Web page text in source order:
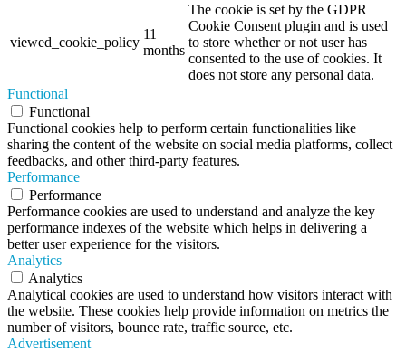
viewed_cookie_policy
11
months
The cookie is set by the GDPR
Cookie Consent plugin and is used
to store whether or not user has
consented to the use of cookies. It
does not store any personal data.
Functional
Functional
Functional cookies help to perform certain functionalities like
sharing the content of the website on social media platforms, collect
feedbacks, and other third-party features.
Performance
Performance
Performance cookies are used to understand and analyze the key
performance indexes of the website which helps in delivering a
better user experience for the visitors.
Analytics
Analytics
Analytical cookies are used to understand how visitors interact with
the website. These cookies help provide information on metrics the
number of visitors, bounce rate, traffic source, etc.
Advertisement